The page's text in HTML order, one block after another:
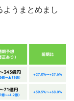
ようまとめまし